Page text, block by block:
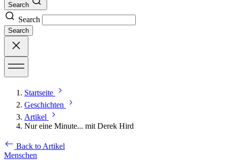
Search
Search
Search
Startseite
Geschichten
Artikel
Nur eine Minute... mit Derek Hird
Back to Artikel
Menschen